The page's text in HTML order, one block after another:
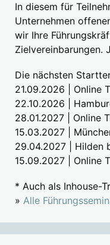
In diesem für
Unternehmen
wir Ihre
Zielvereinbarungen.
Die nächsten
21.09.2026 | Online
22.10.2026 |
28.01.2027 | Online
15.03.2027 |
29.04.2027 | Hilden
15.09.2027 | Online
* Auch als Inhouse-
» Alle